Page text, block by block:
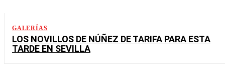
GALERÍAS
LOS NOVILLOS DE NÚÑEZ DE TARIFA PARA ESTA
TARDE EN SEVILLA